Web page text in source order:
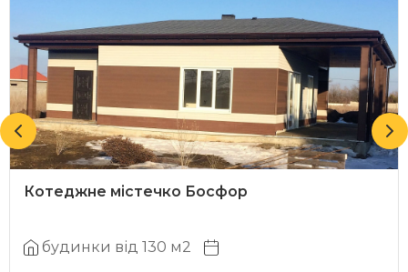
Котеджне містечко Босфор
будинки від 130 м2